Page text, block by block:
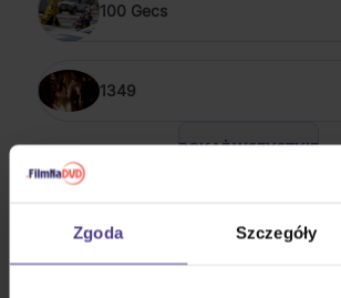
Zgoda Szczegóły
100 Gecs
1349
POKAŻ WSZYSTKIE
POP & ROCK 2020 - 2026
Bílá Lucie: Vzkaz